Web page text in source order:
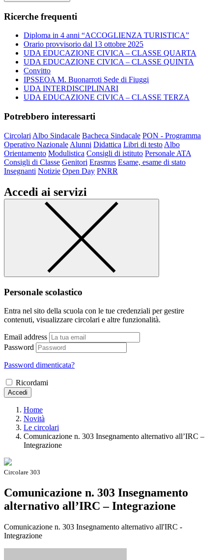
Ricerche frequenti
Diploma in 4 anni “ACCOGLIENZA TURISTICA”
Orario provvisorio dal 13 ottobre 2025
UDA EDUCAZIONE CIVICA – CLASSE QUARTA
UDA EDUCAZIONE CIVICA – CLASSE QUINTA
Convitto
IPSSEOA M. Buonarroti Sede di Fiuggi
UDA INTERDISCIPLINARI
UDA EDUCAZIONE CIVICA – CLASSE TERZA
Potrebbero interessarti
Circolari Albo Sindacale Bacheca Sindacale PON - Programma
Operativo Nazionale Alunni Didattica Libri di testo Albo
Orientamento Modulistica Consigli di istituto Personale ATA
Consigli di Classe Genitori Erasmus Esame, esame di stato
Insegnanti Notizie Open Day PNRR
Accedi ai servizi
Personale scolastico
Entra nel sito della scuola con le tue credenziali per gestire
contenuti, visualizzare circolari e altre funzionalità.
Email address
Password
Password dimenticata?
Ricordami
Accedi
Home
Novità
Le circolari
Comunicazione n. 303 Insegnamento alternativo all’IRC –
Integrazione
Circolare 303
Comunicazione n. 303 Insegnamento
alternativo all’IRC – Integrazione
Comunicazione n. 303 Insegnamento alternativo all'IRC -
Integrazione